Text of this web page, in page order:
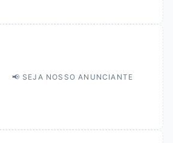
📢 SEJA NOSSO ANUNCIANTE